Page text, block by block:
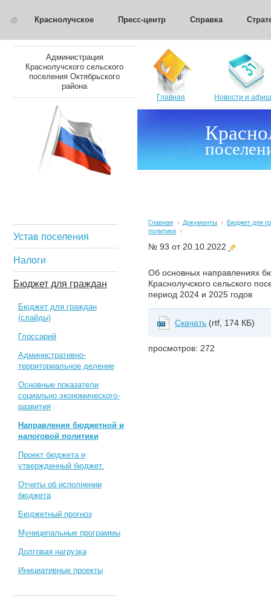
Краснолучское Пресс-центр Справка
Администрация
Краснолучского сельского
поселения Октябрьского
района
Главная Новости и
Устав поселения
Налоги
Бюджет для граждан
Бюджет для граждан
(слайды)
Глоссарий
Административно-
территориальное деление
Основные показатели
социально экономического-
развития
Направления бюджетной и
налоговой политики
Проект бюджета и
утвержденный бюджет.
Отчеты об исполнении
бюджета
Бюджетный прогноз
Муниципальные программы
Долговая нагрузка
Инициативные проекты
Главная Документы
Бюджет для
политики
№ 93 от 20.10.2022
Об основных направлениях
Краснолучского сельского
период 2024 и 2025 годов
Скачать (rtf, 174 КБ)
просмотров: 272